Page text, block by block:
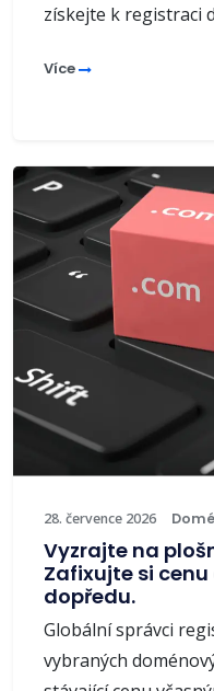
získejte k registraci
Více
28. července 2026
Vyzrajte na
Zafixujte si
dopředu.
Globální správci
vybraných